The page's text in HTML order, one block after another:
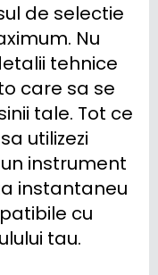
de selectie
Nu
tehnice
care sa se
tale. Tot ce
utilizezi
instrument
instantaneu
cu
tau.